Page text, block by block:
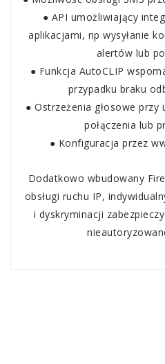
● API umożliwiający
aplikacjami, np wysyłanie
alertów lub
● Funkcja AutoCLIP
przypadku braku
● Ostrzeżenia głosowe
połączenia lub
● Konfiguracja przez
Dodatkowo wbudowany
obsługi ruchu IP,
i dyskryminacji